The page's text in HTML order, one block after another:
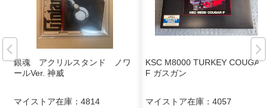
銀魂 アクリルスタンド ノワ
ールVer. 神威
マイストア在庫： 4814
KSC M8000 TURKEY COUGAR
F ガスガン
マイストア在庫： 4057